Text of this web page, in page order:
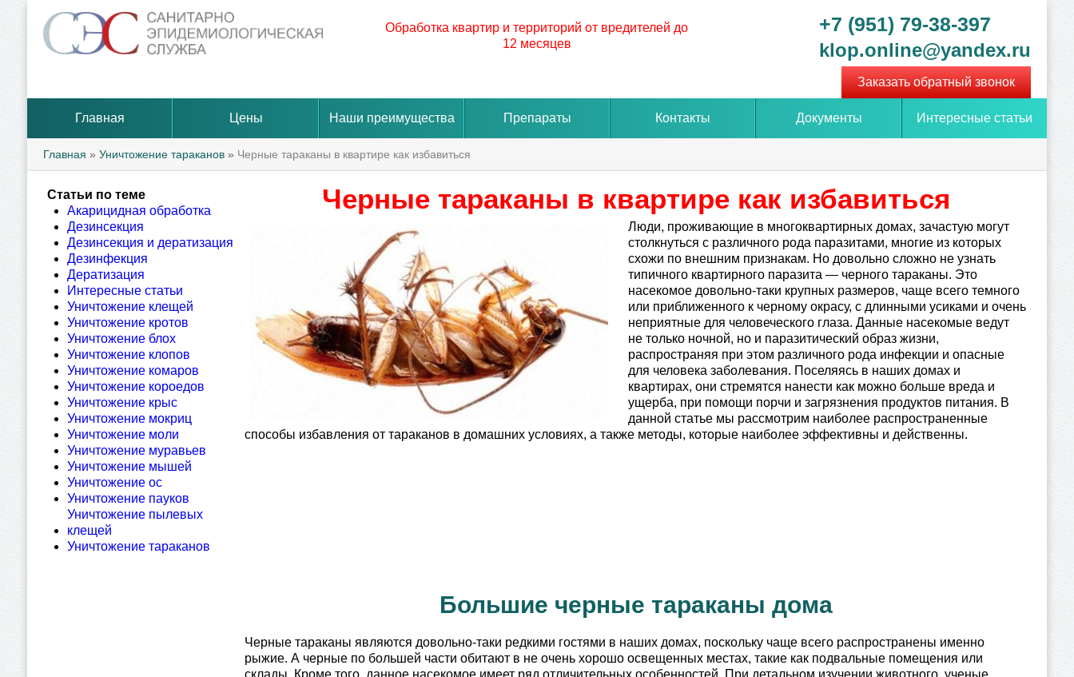
Обработка квартир и территорий от вредителей до
12 месяцев
+7 (951) 79-38-397
klop.online@yandex.ru
Заказать обратный звонок
Главная Цены Наши преимущества Препараты Контакты Документы Интересные статьи
Главная » Уничтожение тараканов » Черные тараканы в квартире как избавиться
Черные тараканы в квартире как избавиться
Люди, проживающие в многоквартирных домах, зачастую могут
столкнуться с различного рода паразитами, многие из которых
схожи по внешним признакам. Но довольно сложно не узнать
типичного квартирного паразита — черного тараканы. Это
насекомое довольно-таки крупных размеров, чаще всего темного
или приближенного к черному окрасу, с длинными усиками и очень
неприятные для человеческого глаза. Данные насекомые ведут
не только ночной, но и паразитический образ жизни,
распространяя при этом различного рода инфекции и опасные
для человека заболевания. Поселяясь в наших домах и
квартирах, они стремятся нанести как можно больше вреда и
ущерба, при помощи порчи и загрязнения продуктов питания. В
данной статье мы рассмотрим наиболее распространенные
способы избавления от тараканов в домашних условиях, а также методы, которые наиболее эффективны и действенны.
Большие черные тараканы дома
Черные тараканы являются довольно-таки редкими гостями в наших домах, поскольку чаще всего распространены именно
рыжие. А черные по большей части обитают в не очень хорошо освещенных местах, такие как подвальные помещения или
склады. Кроме того, данное насекомое имеет ряд отличительных особенностей. При детальном изучении животного, ученые
Статьи по теме
Акарицидная обработка
Дезинсекция
Дезинсекция и дератизация
Дезинфекция
Дератизация
Интересные статьи
Уничтожение клещей
Уничтожение кротов
Уничтожение блох
Уничтожение клопов
Уничтожение комаров
Уничтожение короедов
Уничтожение крыс
Уничтожение мокриц
Уничтожение моли
Уничтожение муравьев
Уничтожение мышей
Уничтожение ос
Уничтожение пауков
Уничтожение пылевых
клещей
Уничтожение тараканов